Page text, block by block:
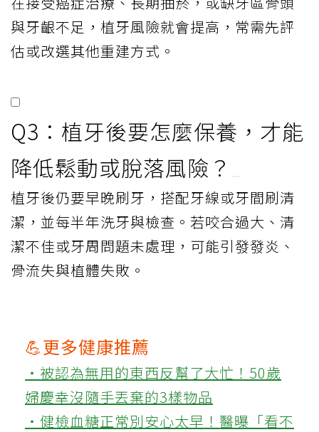
與牙齦不足，植牙風險就會提高，常需先評
估或改選其他重建方式。
Q3：植牙後要怎麼保養，才能
降低鬆動或脫落風險？
植牙後仍要早晚刷牙，搭配牙線或牙間刷清
潔，並每半年洗牙與檢查。若咬合過大、清
潔不佳或牙周問題未處理，可能引發發炎、
骨流失與植體失敗。
💪更多健康推薦
‧被認為無用的東西反幫了大忙！50歲
婦慶幸沒隨手丟棄的3樣物品
‧健檢血糖正常別安心太早！醫曝「看不